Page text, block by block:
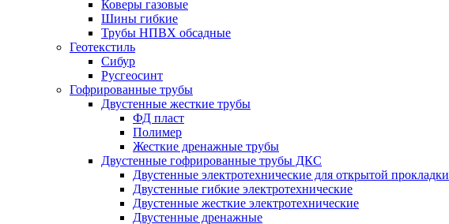
Коверы газовые
Шины гибкие
Трубы НПВХ обсадные
Геотекстиль
Сибур
Русгеосинт
Гофрированные трубы
Двустенные жесткие трубы
ФД пласт
Полимер
Жесткие дренажные трубы
Двустенные гофрированные трубы ДКС
Двустенные электротехнические для открытой прокладки
Двустенные гибкие электротехнические
Двустенные жесткие электротехнические
Двустенные дренажные